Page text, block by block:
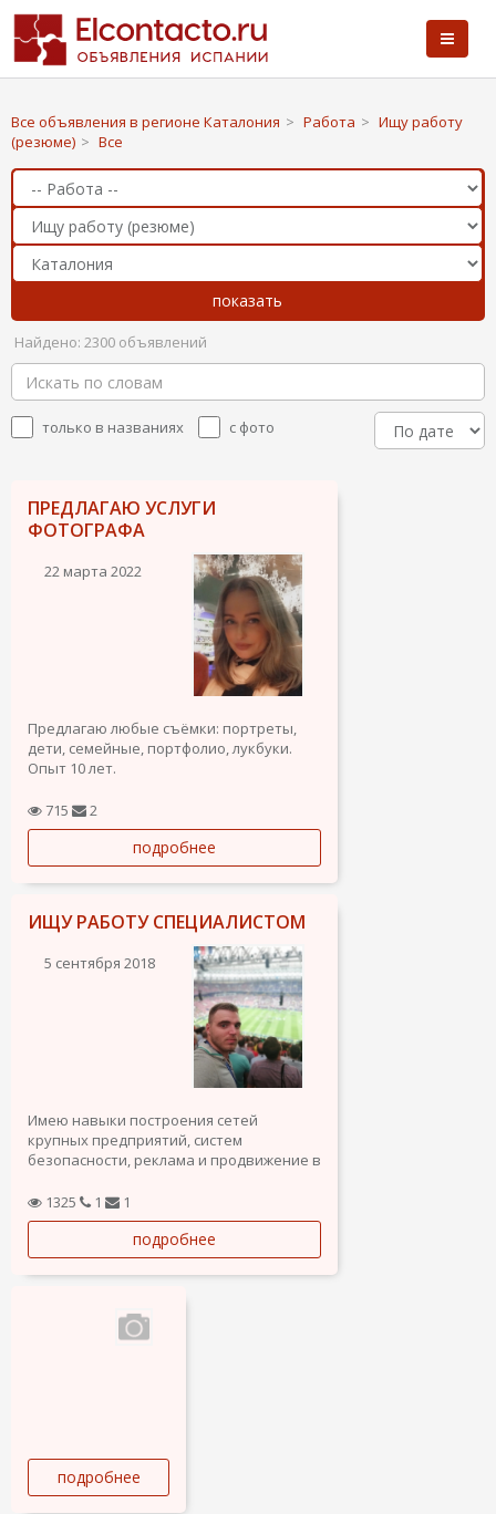
Все объявления в регионе Каталония > Работа > Ищу работу
(резюме) > Все
Найдено: 2300 объявлений
только в названиях с фото
ПРЕДЛАГАЮ УСЛУГИ
ФОТОГРАФА
22 марта 2022
Предлагаю любые съёмки: портреты,
дети, семейные, портфолио, лукбуки.
Опыт 10 лет.
715 2
подробнее
ИЩУ РАБОТУ СПЕЦИАЛИСТОМ
5 сентября 2018
Имею навыки построения сетей
крупных предприятий, систем
безопасности, реклама и продвижение в
магазинов, строительства и навык
продаж.
1325 1 1
подробнее
подробнее